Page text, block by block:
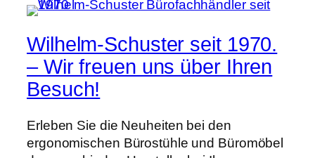
Wilhelm-Schuster seit 1970.
– Wir freuen uns über Ihren
Besuch!
Erleben Sie die Neuheiten bei den
ergonomischen Bürostühle und Büromöbel